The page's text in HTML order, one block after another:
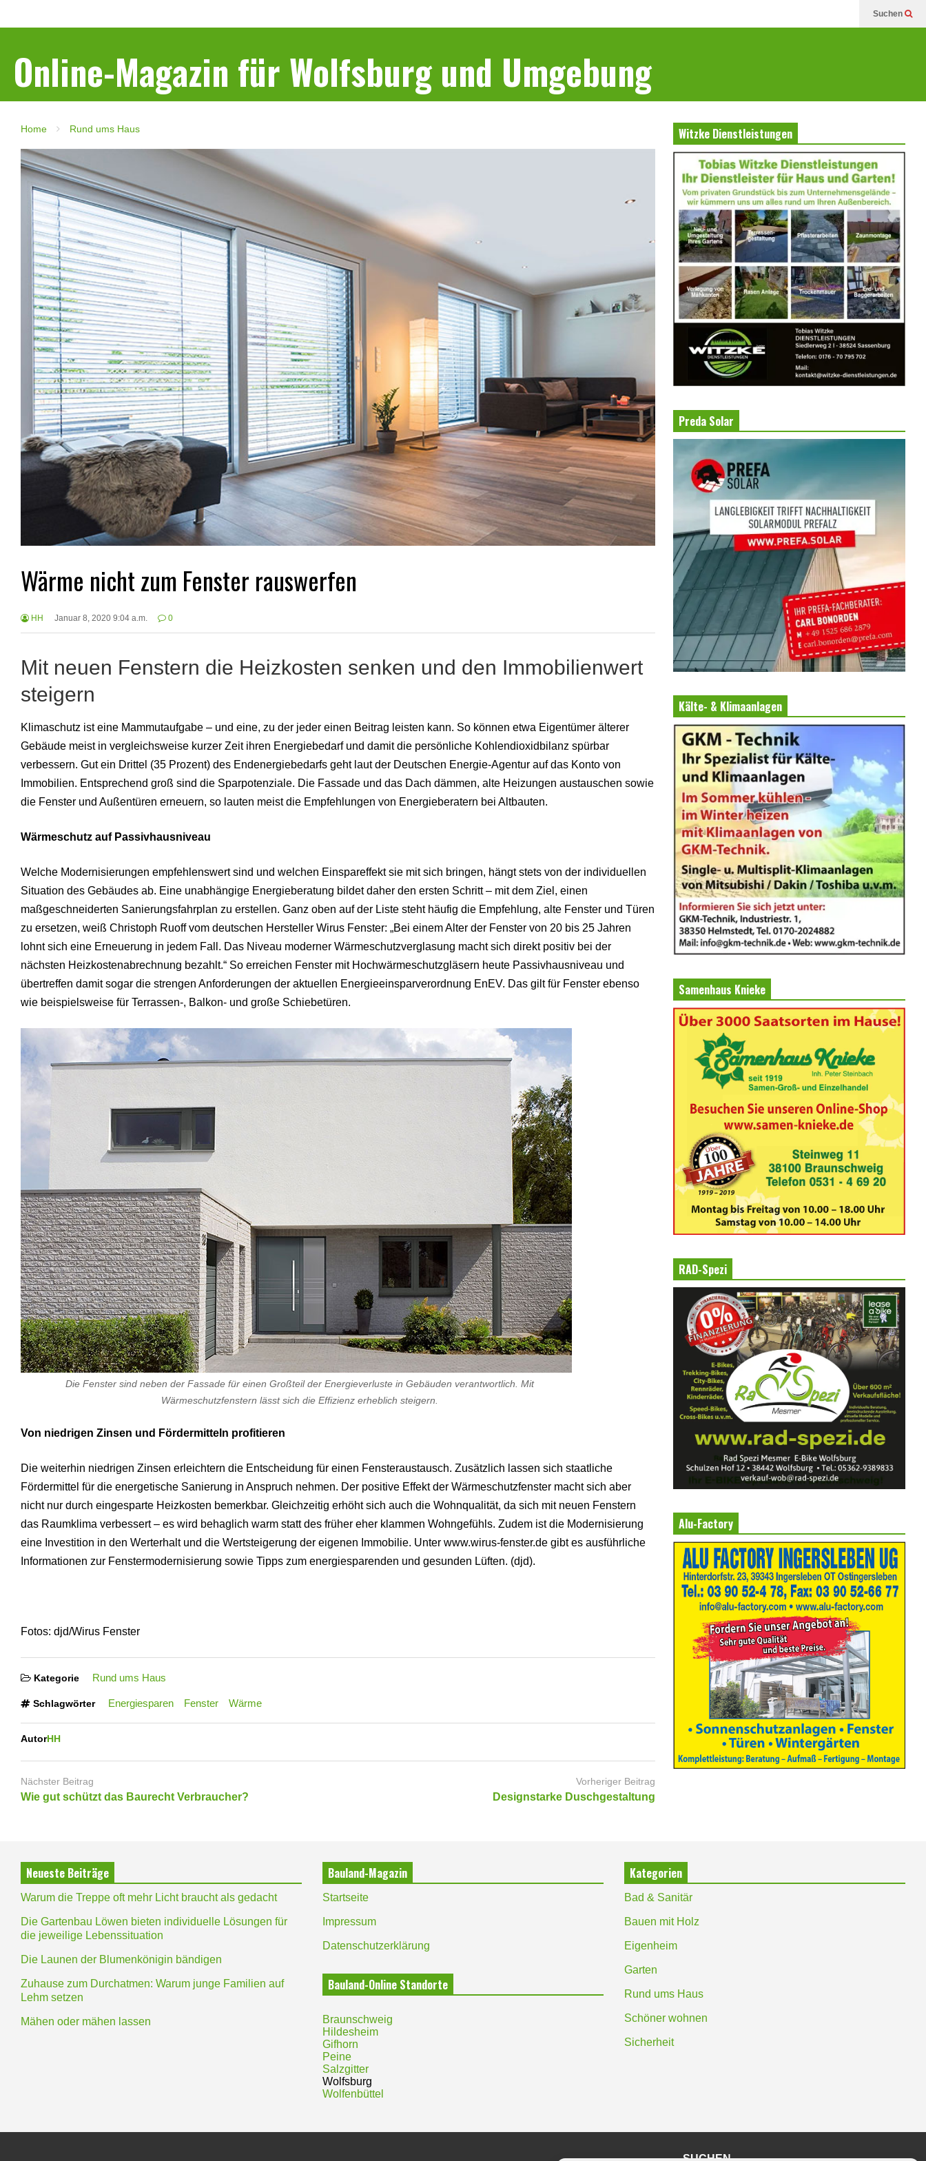
Suchen
Online-Magazin für Wolfsburg und Umgebung
Home Rund ums Haus
Wärme nicht zum Fenster rauswerfen
HH Januar 8, 2020 9:04 a.m. 0
Mit neuen Fenstern die Heizkosten senken und den Immobilienwert
steigern
Klimaschutz ist eine Mammutaufgabe – und eine, zu der jeder einen Beitrag leisten kann. So können etwa Eigentümer älterer
Gebäude meist in vergleichsweise kurzer Zeit ihren Energiebedarf und damit die persönliche Kohlendioxidbilanz spürbar
verbessern. Gut ein Drittel (35 Prozent) des Endenergiebedarfs geht laut der Deutschen Energie-Agentur auf das Konto von
Immobilien. Entsprechend groß sind die Sparpotenziale. Die Fassade und das Dach dämmen, alte Heizungen austauschen sowie
die Fenster und Außentüren erneuern, so lauten meist die Empfehlungen von Energieberatern bei Altbauten.
Wärmeschutz auf Passivhausniveau
Welche Modernisierungen empfehlenswert sind und welchen Einspareffekt sie mit sich bringen, hängt stets von der individuellen
Situation des Gebäudes ab. Eine unabhängige Energieberatung bildet daher den ersten Schritt – mit dem Ziel, einen
maßgeschneiderten Sanierungsfahrplan zu erstellen. Ganz oben auf der Liste steht häufig die Empfehlung, alte Fenster und Türen
zu ersetzen, weiß Christoph Ruoff vom deutschen Hersteller Wirus Fenster: „Bei einem Alter der Fenster von 20 bis 25 Jahren
lohnt sich eine Erneuerung in jedem Fall. Das Niveau moderner Wärmeschutzverglasung macht sich direkt positiv bei der
nächsten Heizkostenabrechnung bezahlt.“ So erreichen Fenster mit Hochwärmeschutzgläsern heute Passivhausniveau und
übertreffen damit sogar die strengen Anforderungen der aktuellen Energieeinsparverordnung EnEV. Das gilt für Fenster ebenso
wie beispielsweise für Terrassen-, Balkon- und große Schiebetüren.
Die Fenster sind neben der Fassade für einen Großteil der Energieverluste in Gebäuden verantwortlich. Mit
Wärmeschutzfenstern lässt sich die Effizienz erheblich steigern.
Von niedrigen Zinsen und Fördermitteln profitieren
Die weiterhin niedrigen Zinsen erleichtern die Entscheidung für einen Fensteraustausch. Zusätzlich lassen sich staatliche
Fördermittel für die energetische Sanierung in Anspruch nehmen. Der positive Effekt der Wärmeschutzfenster macht sich aber
nicht nur durch eingesparte Heizkosten bemerkbar. Gleichzeitig erhöht sich auch die Wohnqualität, da sich mit neuen Fenstern
das Raumklima verbessert – es wird behaglich warm statt des früher eher klammen Wohngefühls. Zudem ist die Modernisierung
eine Investition in den Werterhalt und die Wertsteigerung der eigenen Immobilie. Unter www.wirus-fenster.de gibt es ausführliche
Informationen zur Fenstermodernisierung sowie Tipps zum energiesparenden und gesunden Lüften. (djd).
Fotos: djd/Wirus Fenster
Kategorie Rund ums Haus
Schlagwörter Energiesparen Fenster Wärme
AutorHH
Nächster Beitrag
Wie gut schützt das Baurecht Verbraucher?
Vorheriger Beitrag
Designstarke Duschgestaltung
Witzke Dienstleistungen
Preda Solar
Kälte- & Klimaanlagen
Samenhaus Knieke
RAD-Spezi
Alu-Factory
Neueste Beiträge
Warum die Treppe oft mehr Licht braucht als gedacht
Die Gartenbau Löwen bieten individuelle Lösungen für
die jeweilige Lebenssituation
Die Launen der Blumenkönigin bändigen
Zuhause zum Durchatmen: Warum junge Familien auf
Lehm setzen
Mähen oder mähen lassen
Bauland-Magazin
Startseite
Impressum
Datenschutzerklärung
Bauland-Online Standorte
Braunschweig
Hildesheim
Gifhorn
Peine
Salzgitter
Wolfsburg
Wolfenbüttel
Kategorien
Bad & Sanitär
Bauen mit Holz
Eigenheim
Garten
Rund ums Haus
Schöner wohnen
Sicherheit
SUCHEN